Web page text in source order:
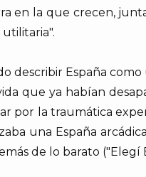
en la que crecen,
describir España
que ya habían
por la traumática
una España
de lo barato